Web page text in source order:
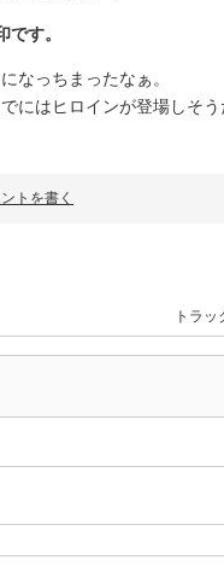
す。
なっちまったなぁ。
にはヒロインが登場しそう
トを書く
トラ